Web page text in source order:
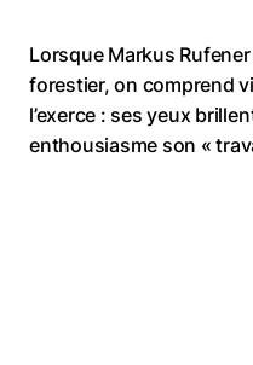
Lorsque Markus
forestier, on comprend
l’exerce : ses yeux
enthousiasme son «